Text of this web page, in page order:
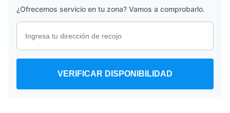
Quiénes somos
Para las empresas
Iniciar sesión
¿Ofrecemos servicio en tu zona? Vamos a comprobarlo.
VERIFICAR DISPONIBILIDAD